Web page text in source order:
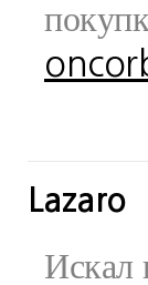
Lazaro
Искал